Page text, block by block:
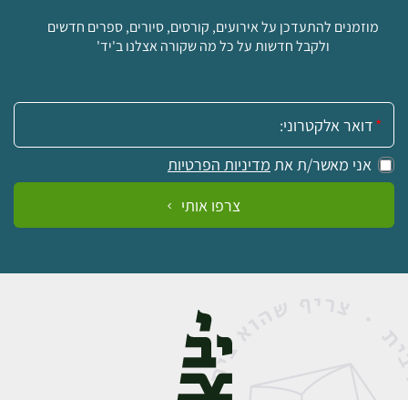
מוזמנים להתעדכן על אירועים, קורסים, סיורים, ספרים חדשים
ולקבל חדשות על כל מה שקורה אצלנו ב'יד'
אימייל:
אני מאשר/ת את מדיניות הפרטיות
צרפו אותי